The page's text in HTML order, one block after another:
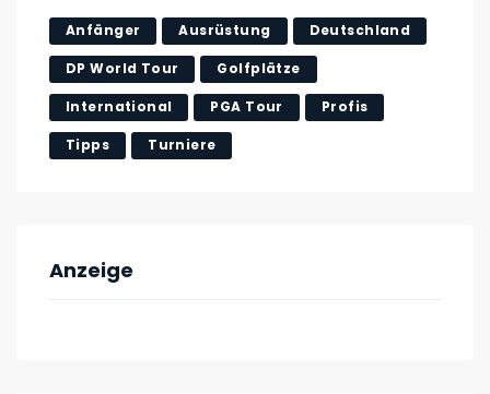
Anfänger Ausrüstung Deutschland
DP World Tour Golfplätze
International PGA Tour Profis
Tipps Turniere
Anzeige